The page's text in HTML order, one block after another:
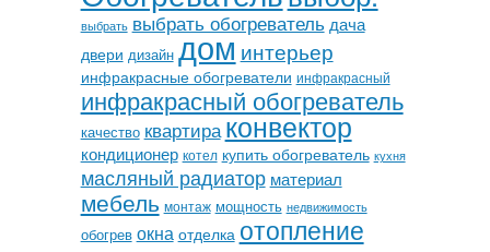
выбрать выбрать обогреватель дача
двери дизайн дом интерьер
инфракрасные обогреватели инфракрасный
инфракрасный обогреватель
качество квартираконвектор
кондиционер котел купить обогреватель кухня
масляный радиатор материал
мебель монтаж мощность недвижимость
обогрев окна отделка отопление